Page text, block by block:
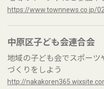
https://www.townnews.co.jp/
中原区子ども会連合会
地域の子ども会でスポーツ
づくりをしよう
http://